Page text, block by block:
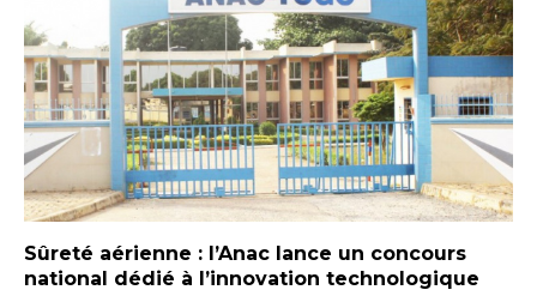
Sûreté aérienne : l’Anac lance un concours
national dédié à l’innovation technologique